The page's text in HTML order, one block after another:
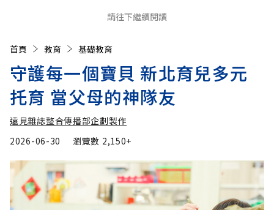
請往下繼續閱讀
首頁 教育 基礎教育
守護每一個寶貝 新北育兒多元
托育 當父母的神隊友
遠見雜誌整合傳播部企劃製作
2026-06-30
瀏覽數 2,150+